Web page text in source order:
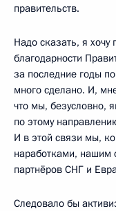
правительств.
Надо сказать, я хочу
благодарности
за последние годы
много сделано. И,
что мы, безусловно,
по этому
И в этой связи мы,
наработками, нашим
партнёров СНГ и
Следовало бы